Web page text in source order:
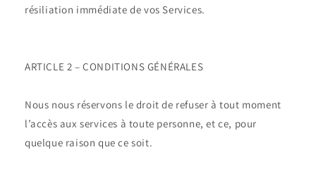
résiliation immédiate de vos Services.
ARTICLE 2 – CONDITIONS GÉNÉRALES
Nous nous réservons le droit de refuser à tout moment
l’accès aux services à toute personne, et ce, pour
quelque raison que ce soit.